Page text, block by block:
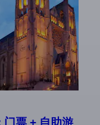
门票 + 自助游